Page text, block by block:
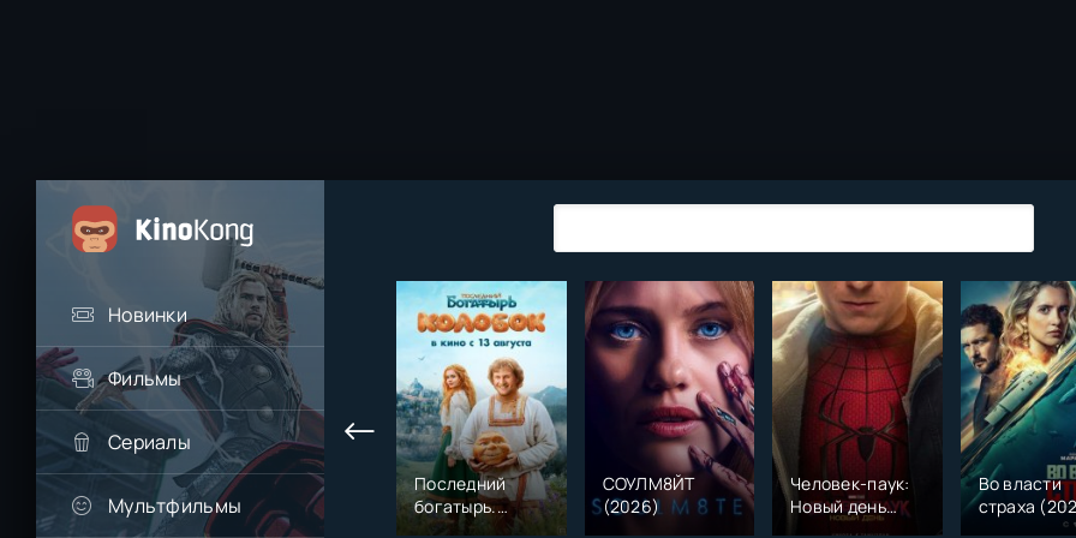
Новинки
Фильмы
Сериалы
Мультфильмы
Последний
богатырь.
Колобок (2026)
СОУЛМ8ЙТ
(2026)
Человек-паук:
Новый день
(2026)
Во власти
страха